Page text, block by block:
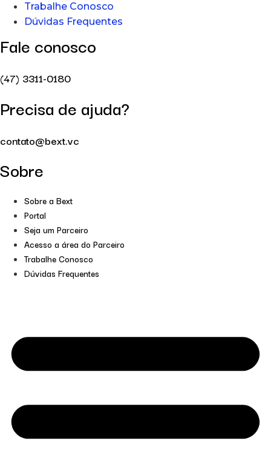
Trabalhe Conosco
Dúvidas Frequentes
Fale conosco
(47) 3311-0180
Precisa de ajuda?
contato@bext.vc
Sobre
Sobre a Bext
Portal
Seja um Parceiro
Acesso a área do Parceiro
Trabalhe Conosco
Dúvidas Frequentes